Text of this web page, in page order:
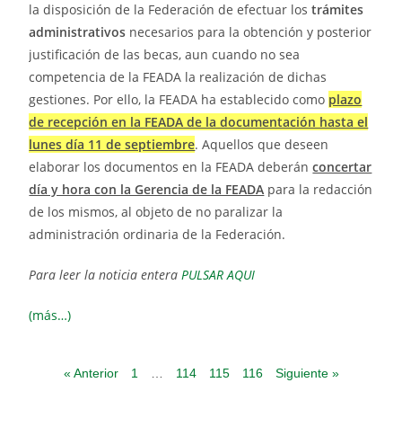
la disposición de la Federación de efectuar lostrámites
administrativos necesarios para la obtención y posterior
justificación de las becas, aun cuando no sea
competencia de la FEADA la realización de dichas
gestiones. Por ello, la FEADA ha establecido como plazo
de recepción en la FEADA de la documentación hasta el
lunes día 11 de septiembre. Aquellos que deseen
elaborar los documentos en la FEADA deberánconcertar
día y hora con la Gerencia de la FEADA para la redacción
de los mismos, al objeto de no paralizar la
administración ordinaria de la Federación.
Para leer la noticia enteraPULSAR AQUI
(más…)
« Anterior 1 … 114 115 116 Siguiente »